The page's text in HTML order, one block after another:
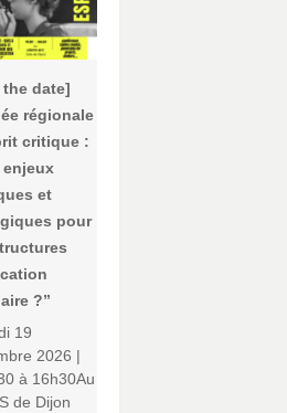
the date]
régionale
critique :
et
pour
?”
19
2026 |
à 16h30Au
de Dijon